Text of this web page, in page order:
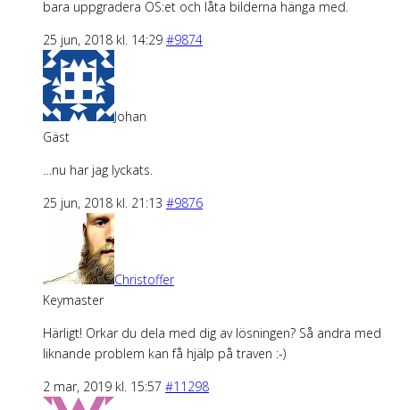
bara uppgradera OS:et och låta bilderna hänga med.
25 jun, 2018 kl. 14:29 #9874
Johan
Gäst
…nu har jag lyckats.
25 jun, 2018 kl. 21:13 #9876
Christoffer
Keymaster
Härligt! Orkar du dela med dig av lösningen? Så andra med
liknande problem kan få hjälp på traven :-)
2 mar, 2019 kl. 15:57 #11298